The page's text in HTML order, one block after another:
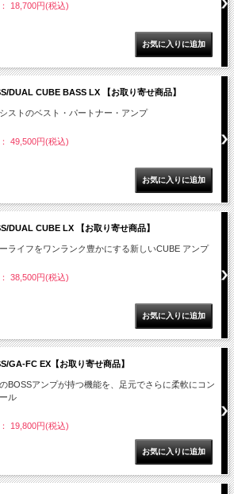
18,700円(税込)
DUAL CUBE BASS LX 【お取り寄せ商品】
ストのベスト・パートナー・アンプ
49,500円(税込)
DUAL CUBE LX 【お取り寄せ商品】
ライフをワンランク豊かにする新しいCUBE アンプ
38,500円(税込)
GA-FC EX【お取り寄せ商品】
BOSSアンプが持つ機能を、足元でさらに柔軟にコン
ル
19,800円(税込)